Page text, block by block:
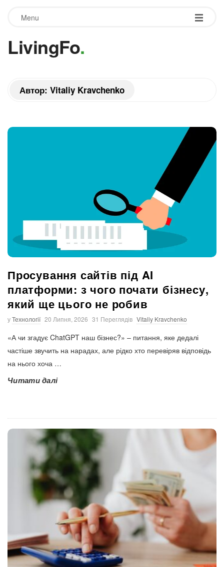
Menu
LivingFo.
Автор: Vitaliy Kravchenko
Просування сайтів під AI
платформи: з чого почати бізнесу,
який ще цього не робив
уТехнології 20 Липня, 2026 31 Переглядів Vitaliy Kravchenko
«А чи згадує ChatGPT наш бізнес?» – питання, яке дедалі
частіше звучить на нарадах, але рідко хто перевіряв відповідь
на нього хоча …
Читати далі